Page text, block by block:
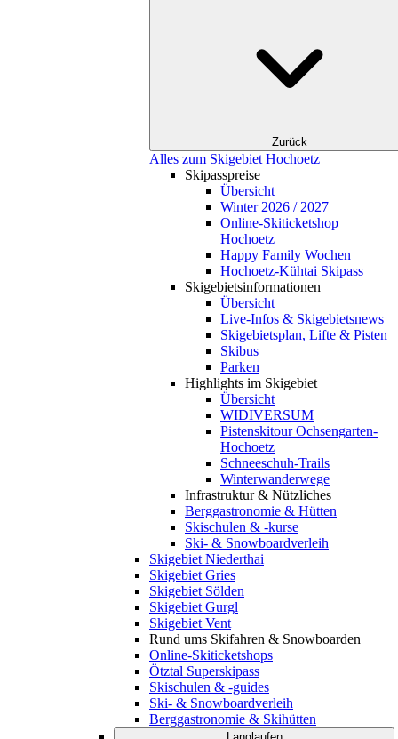
Zurück
Alles zum Skigebiet Hochoetz
Skipasspreise
Übersicht
Winter 2026 / 2027
Online-Skiticketshop
Hochoetz
Happy Family Wochen
Hochoetz-Kühtai Skipass
Skigebietsinformationen
Übersicht
Live-Infos & Skigebietsnews
Skigebietsplan, Lifte & Pisten
Skibus
Parken
Highlights im Skigebiet
Übersicht
WIDIVERSUM
Pistenskitour Ochsengarten-
Hochoetz
Schneeschuh-Trails
Winterwanderwege
Infrastruktur & Nützliches
Berggastronomie & Hütten
Skischulen & -kurse
Ski- & Snowboardverleih
Skigebiet Niederthai
Skigebiet Gries
Skigebiet Sölden
Skigebiet Gurgl
Skigebiet Vent
Rund ums Skifahren & Snowboarden
Online-Skiticketshops
Ötztal Superskipass
Skischulen & -guides
Ski- & Snowboardverleih
Berggastronomie & Skihütten